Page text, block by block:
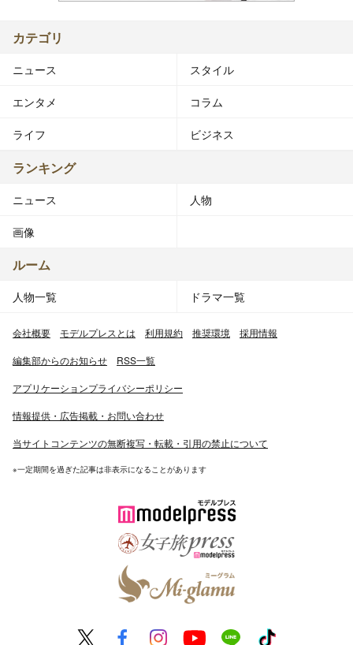
カテゴリ
ニュース スタイル
エンタメ コラム
ライフ ビジネス
ランキング
ニュース 人物
画像
ルーム
人物一覧 ドラマ一覧
会社概要 モデルプレスとは 利用規約 推奨環境 採用情報
編集部からのお知らせ RSS一覧
アプリケーションプライバシーポリシー
情報提供・広告掲載・お問い合わせ
当サイトコンテンツの無断複写・転載・引用の禁止について
※一定期間を過ぎた記事は非表示になることがあります